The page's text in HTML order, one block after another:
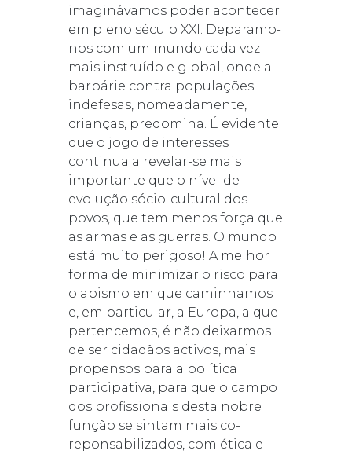
imaginávamos poder acontecer
em pleno século XXI. Deparamo-
nos com um mundo cada vez
mais instruído e global, onde a
barbárie contra populações
indefesas, nomeadamente,
crianças, predomina. É evidente
que o jogo de interesses
continua a revelar-se mais
importante que o nível de
evolução sócio-cultural dos
povos, que tem menos força que
as armas e as guerras. O mundo
está muito perigoso! A melhor
forma de minimizar o risco para
o abismo em que caminhamos
e, em particular, a Europa, a que
pertencemos, é não deixarmos
de ser cidadãos activos, mais
propensos para a política
participativa, para que o campo
dos profissionais desta nobre
função se sintam mais co-
reponsabilizados, com ética e